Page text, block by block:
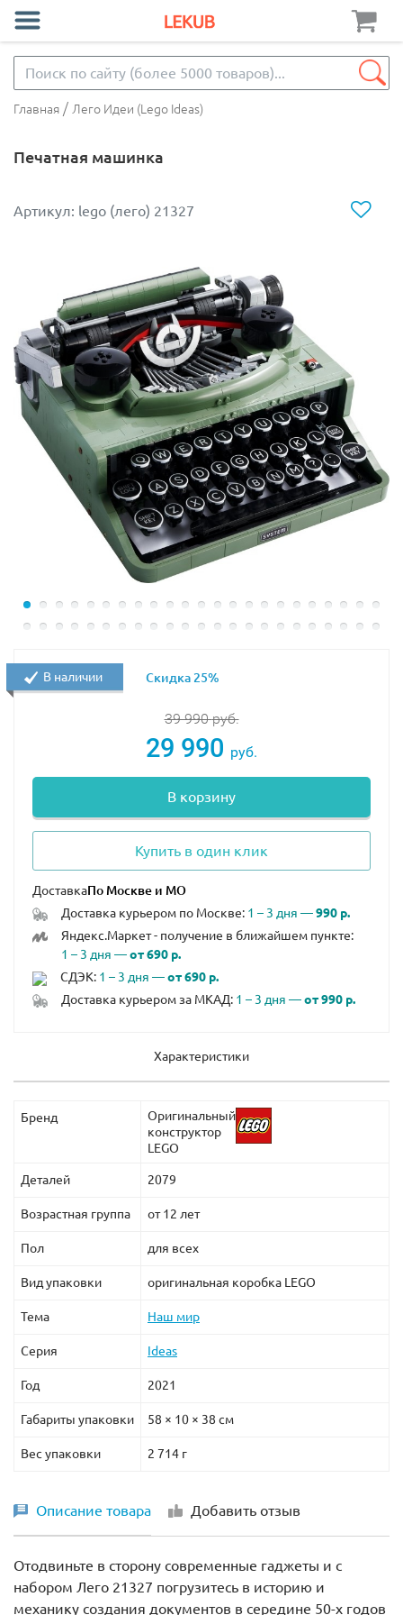
Главная / Лего Идеи (Lego Ideas)
Печатная машинка
Артикул: lego (лего) 21327
39 990руб.
29 990 руб.
В корзину
Купить в один клик
Доставка
Доставка курьером по Москве: 1 – 3 дня —990 р.
Яндекс.Маркет - получение в ближайшем пункте:
1 – 3 дня —от 690 р.
СДЭК: 1 – 3 дня —от 690 р.
Доставка курьером за МКАД: 1 – 3 дня —от 990 р.
В наличии Скидка 25%
Характеристики
Бренд
Оригинальный
конструктор
LEGO
Деталей 2079
Возрастная группа от 12 лет
Пол для всех
Вид упаковки оригинальная коробка LEGO
Тема Наш мир
Серия Ideas
Год 2021
Габариты упаковки 58 × 10 × 38 см
Вес упаковки 2 714 г
Описание товара Добавить отзыв
Отодвиньте в сторону современные гаджеты и с
набором Лего 21327 погрузитесь в историю и
механику создания документов в середине 50-х годов